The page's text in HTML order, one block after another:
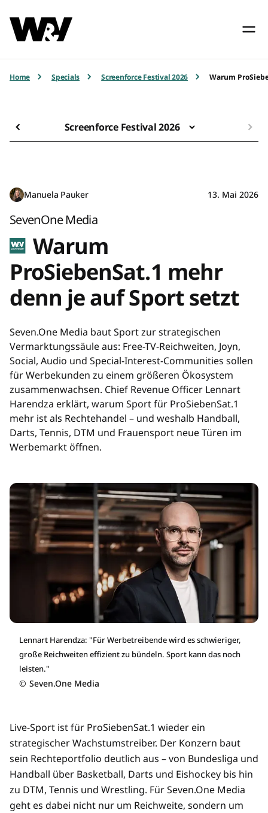
Home Specials Screenforce Festival 2026 Warum
Screenforce Festival 2026
Manuela Pauker 13. Mai 2026
SevenOne Media
Warum
ProSiebenSat.1 mehr
denn je auf Sport setzt
Seven.One Media baut Sport zur strategischen
Vermarktungssäule aus: Free-TV-Reichweiten, Joyn,
Social, Audio und Special-Interest-Communities sollen
für Werbekunden zu einem größeren Ökosystem
zusammenwachsen. Chief Revenue Officer Lennart
Harendza erklärt, warum Sport für ProSiebenSat.1
mehr ist als Rechtehandel – und weshalb Handball,
Darts, Tennis, DTM und Frauensport neue Türen im
Werbemarkt öffnen.
Lennart Harendza: "Für Werbetreibende wird es schwieriger,
große Reichweiten effizient zu bündeln. Sport kann das noch
leisten."
© Seven.One Media
Live-Sport ist für ProSiebenSat.1 wieder ein
strategischer Wachstumstreiber. Der Konzern baut
sein Rechteportfolio deutlich aus – von Bundesliga und
Handball über Basketball, Darts und Eishockey bis hin
zu DTM, Tennis und Wrestling. Für Seven.One Media
geht es dabei nicht nur um Reichweite, sondern um